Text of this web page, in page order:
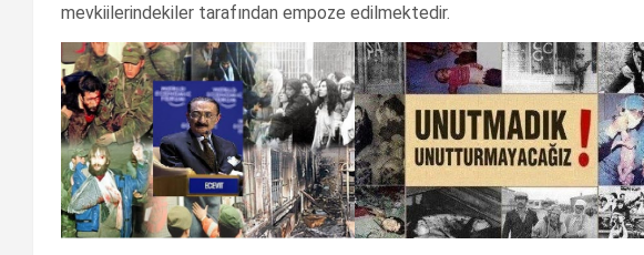
mevkiilerindekiler tarafından empoze edilmektedir.